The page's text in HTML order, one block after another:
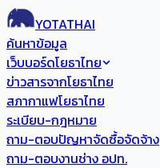
YOTATHAI
ค้นหาข้อมูล
เว็บบอร์ดโยธาไทย
ข่าวสารจากโยธาไทย
สภากาแฟโยธาไทย
ระเบียบ-กฎหมาย
ถาม-ตอบปัญหาจัดซื้อจัดจ้าง
ถาม-ตอบงานช่าง อปท.